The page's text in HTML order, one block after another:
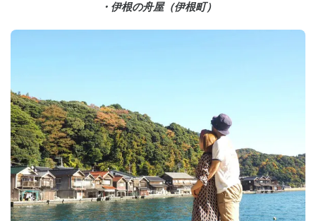
・伊根の舟屋（伊根町）